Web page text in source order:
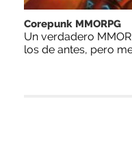
Corepunk MMORPG
Un verdadero
los de antes, pero